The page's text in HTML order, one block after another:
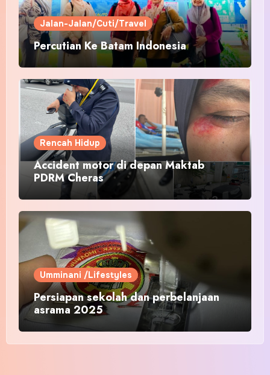
Jalan-Jalan/Cuti/Travel
Percutian Ke Batam Indonesia
Rencah Hidup
Accident motor di depan Maktab
PDRM Cheras
Umminani /Lifestyles
Persiapan sekolah dan perbelanjaan
asrama 2025